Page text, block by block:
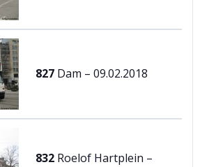
827 Dam – 09.02.2018
832 Roelof Hartplein –